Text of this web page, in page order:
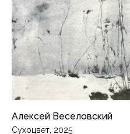
Алексей Веселовский
Сухоцвет, 2025